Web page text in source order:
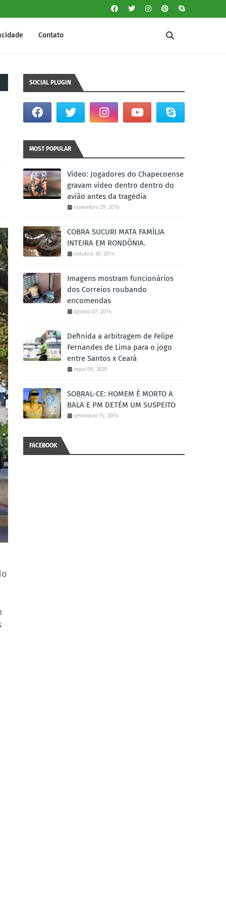
Contato
SOCIAL PLUGIN
MOST POPULAR
Vídeo: Jogadores do Chapecoense
gravam vídeo dentro dentro do
avião antes da tragédia
novembro 29, 2016
COBRA SUCURI MATA FAMÍLIA
INTEIRA EM RONDÔNIA.
outubro 30, 2014
Imagens mostram funcionários
dos Correios roubando
encomendas
agosto 07, 2014
Definida a arbitragem de Felipe
Fernandes de Lima para o jogo
entre Santos x Ceará
maio 09, 2025
SOBRAL-CE: HOMEM É MORTO A
BALA E PM DETÉM UM SUSPEITO
setembro 15, 2014
FACEBOOK